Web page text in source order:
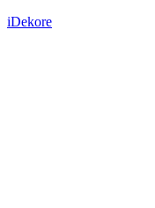
iDekore